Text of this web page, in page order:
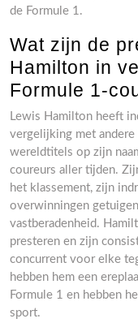
de Formule 1.
Wat zijn de
Hamilton in
Formule 1-
Lewis Hamilton heeft
vergelijking met
wereldtitels op zijn
coureurs aller tijden.
het klassement, zijn
overwinningen
vastberadenheid.
presteren en zijn
concurrent voor elke
hebben hem een
Formule 1 en hebben
sport.